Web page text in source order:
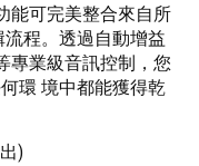
能可完美整合來自所
程。透過自動增益
專業級音訊控制，您
環 境中都能獲得乾
)